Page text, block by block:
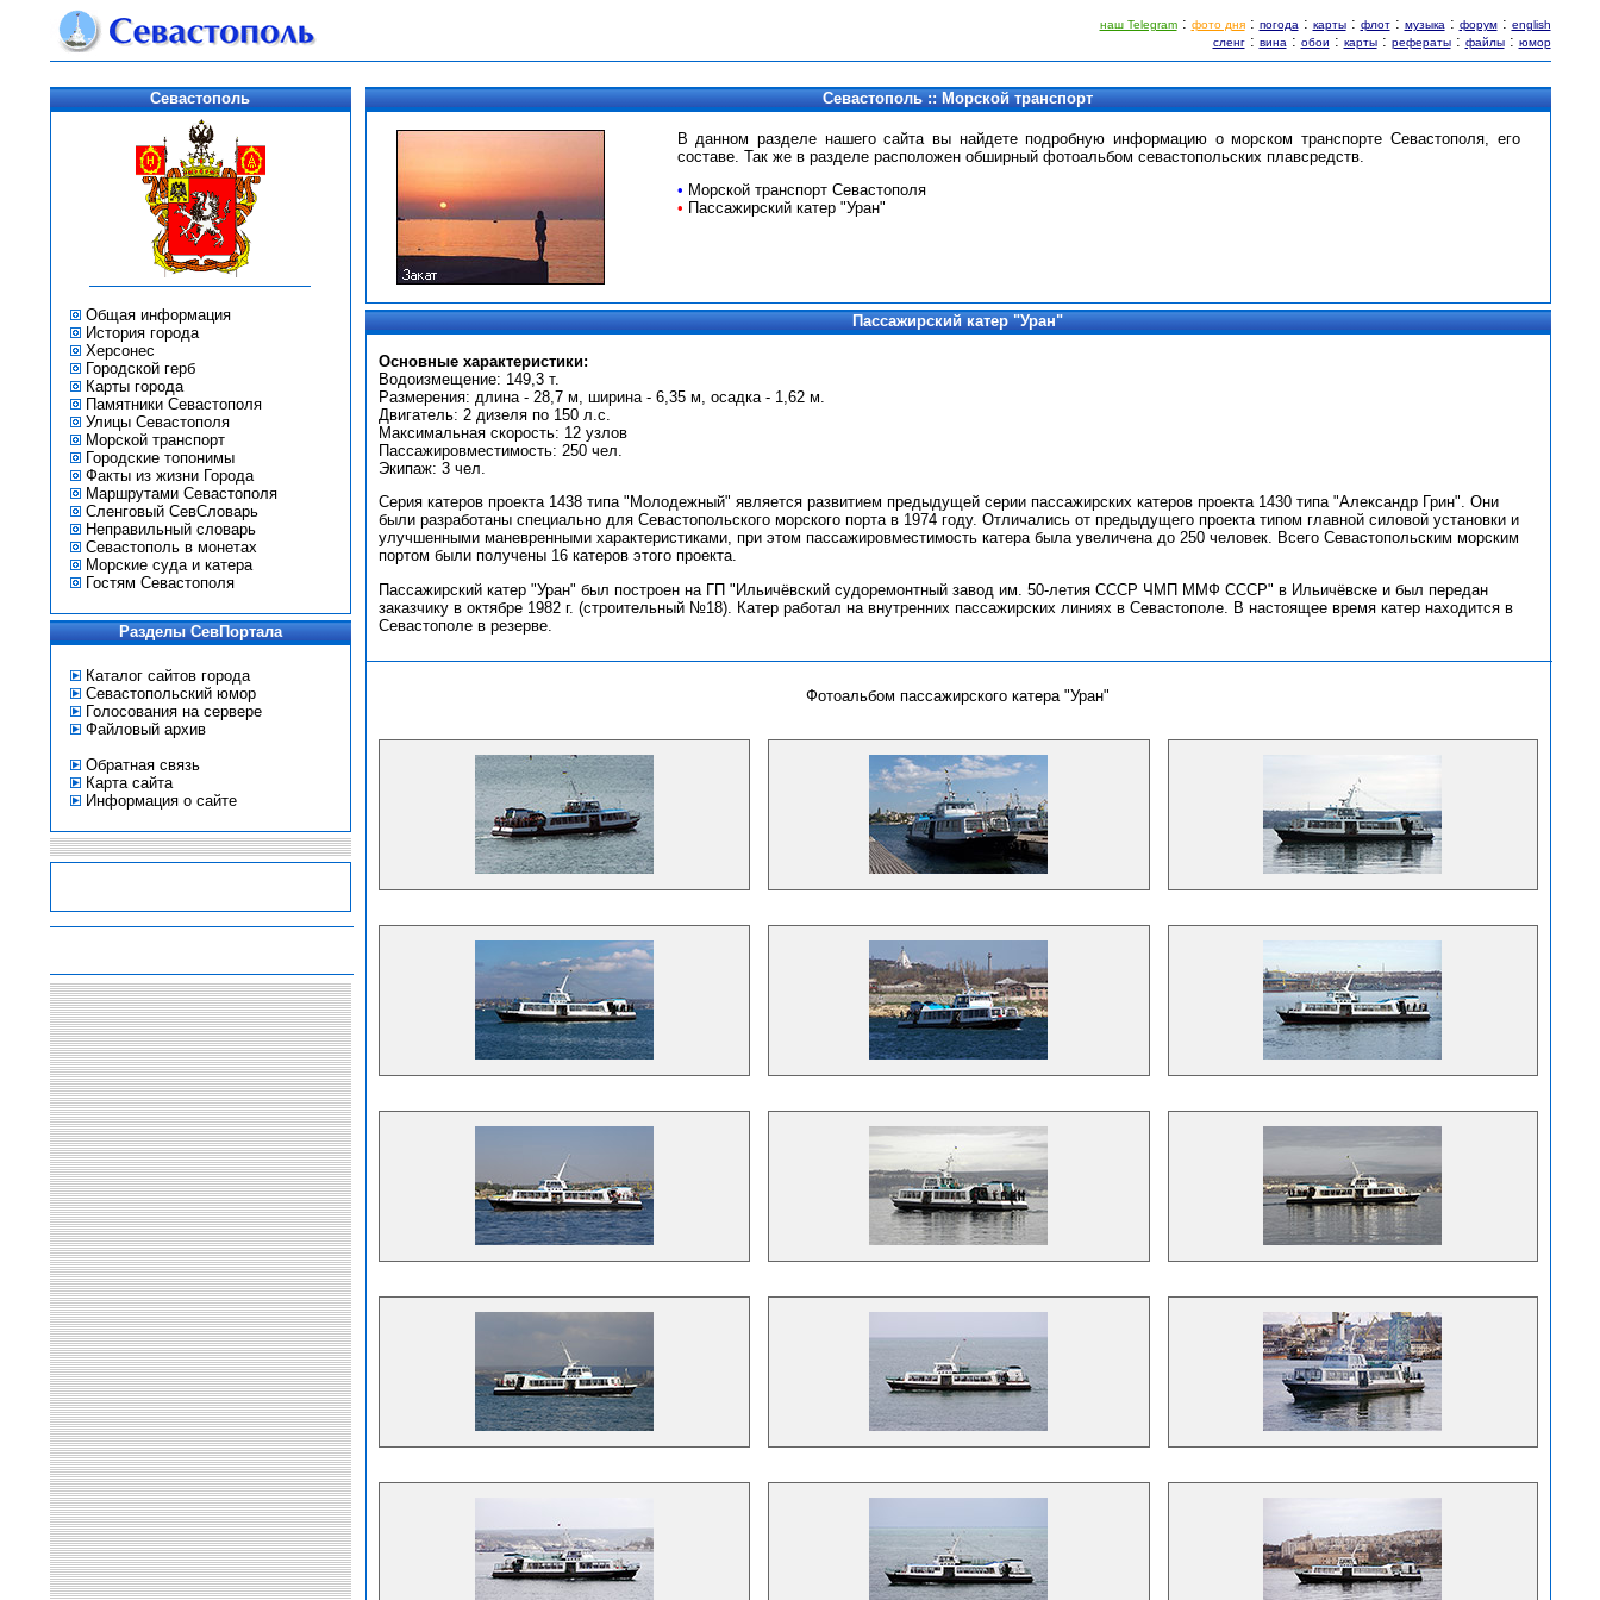
наш Telegram: фото дня: погода: карты: флот: музыка: форум: english
сленг: вина: обои : карты: рефераты: файлы: юмор
Севастополь
Общая информация
История города
Херсонес
Городской герб
Карты города
Памятники Севастополя
Улицы Севастополя
Морской транспорт
Городские топонимы
Факты из жизни Города
Маршрутами Севастополя
Сленговый СевСловарь
Неправильный словарь
Севастополь в монетах
Морские суда и катера
Гостям Севастополя
Разделы СевПортала
Каталог сайтов города
Севастопольский юмор
Голосования на сервере
Файловый архив
Обратная связь
Карта сайта
Информация о сайте
Севастополь :: Морской транспорт
В данном разделе нашего сайта вы найдете подробную информацию о морском транспорте Севастополя, его
составе. Так же в разделе расположен обширный фотоальбом севастопольских плавсредств.
• Морской транспорт Севастополя
• Пассажирский катер "Уран"
Пассажирский катер "Уран"
Основные характеристики:
Водоизмещение: 149,3 т.
Размерения: длина - 28,7 м, ширина - 6,35 м, осадка - 1,62 м.
Двигатель: 2 дизеля по 150 л.с.
Максимальная скорость: 12 узлов
Пассажировместимость: 250 чел.
Экипаж: 3 чел.
Серия катеров проекта 1438 типа "Молодежный" является развитием предыдущей серии пассажирских катеров проекта 1430 типа "Александр Грин". Они
были разработаны специально для Севастопольского морского порта в 1974 году. Отличались от предыдущего проекта типом главной силовой установки и
улучшенными маневренными характеристиками, при этом пассажировместимость катера была увеличена до 250 человек. Всего Севастопольским морским
портом были получены 16 катеров этого проекта.
Пассажирский катер "Уран" был построен на ГП "Ильичёвский судоремонтный завод им. 50-летия СССР ЧМП ММФ СССР" в Ильичёвске и был передан
заказчику в октябре 1982 г. (строительный №18). Катер работал на внутренних пассажирских линиях в Севастополе. В настоящее время катер находится в
Севастополе в резерве.
Фотоальбом пассажирского катера "Уран"